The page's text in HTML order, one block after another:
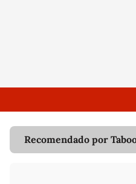
Recomendado por